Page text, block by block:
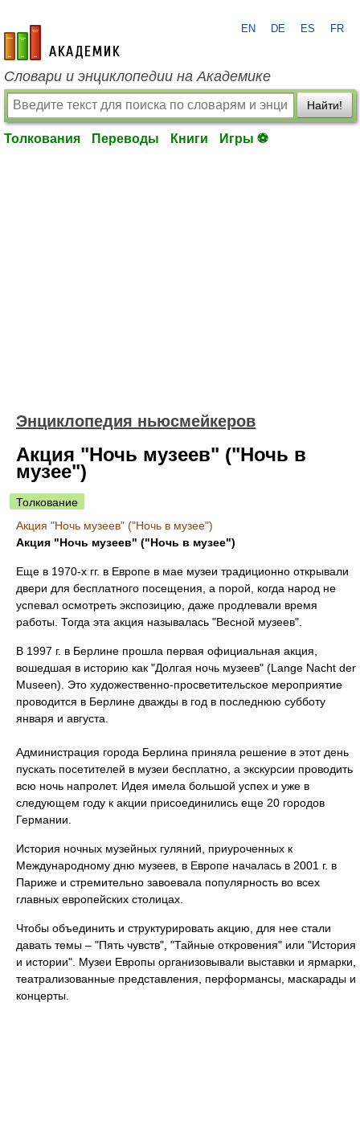
academic.ru
EN DE ES FR
Словари и энциклопедии на Академике
Найти!
Толкования Переводы Книги Игры ⚽
Энциклопедия ньюсмейкеров
Акция "Ночь музеев" ("Ночь в
музее")
Толкование
Акция "Ночь музеев" ("Ночь в музее")
Акция "Ночь музеев" ("Ночь в музее")
Еще в 1970-х гг. в Европе в мае музеи традиционно открывали
двери для бесплатного посещения, а порой, когда народ не
успевал осмотреть экспозицию, даже продлевали время
работы. Тогда эта акция называлась "Весной музеев".
В 1997 г. в Берлине прошла первая официальная акция,
вошедшая в историю как "Долгая ночь музеев" (Lange Nacht der
Museen). Это художественно-просветительское мероприятие
проводится в Берлине дважды в год в последнюю субботу
января и августа.
Администрация города Берлина приняла решение в этот день
пускать посетителей в музеи бесплатно, а экскурсии проводить
всю ночь напролет. Идея имела большой успех и уже в
следующем году к акции присоединились еще 20 городов
Германии.
История ночных музейных гуляний, приуроченных к
Международному дню музеев, в Европе началась в 2001 г. в
Париже и стремительно завоевала популярность во всех
главных европейских столицах.
Чтобы объединить и структурировать акцию, для нее стали
давать темы – "Пять чувств", "Тайные откровения" или "История
и истории". Музеи Европы организовывали выставки и ярмарки,
театрализованные представления, перформансы, маскарады и
концерты.